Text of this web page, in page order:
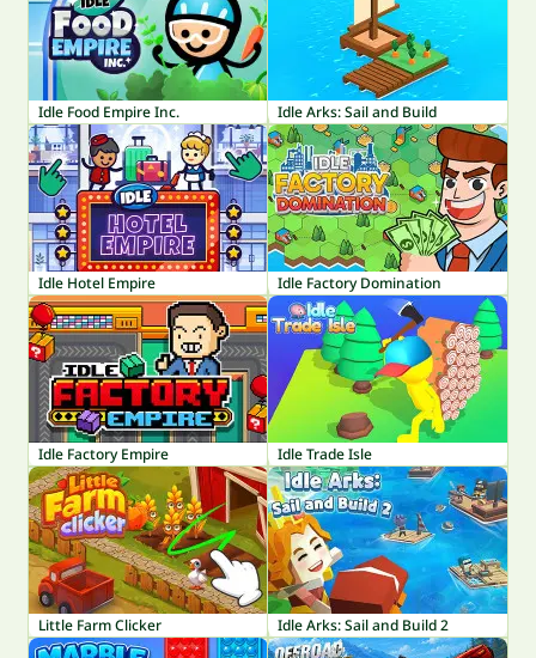
Idle Food Empire Inc. Idle Arks: Sail and Build
Idle Hotel Empire Idle Factory Domination
Idle Factory Empire Idle Trade Isle
Little Farm Clicker Idle Arks: Sail and Build 2